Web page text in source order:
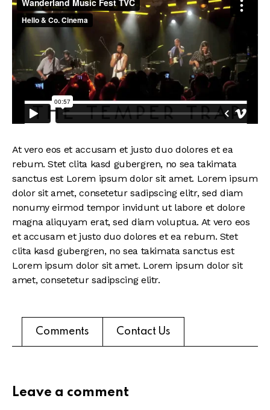
At vero eos et accusam et justo duo dolores et ea
rebum. Stet clita kasd gubergren, no sea takimata
sanctus est Lorem ipsum dolor sit amet. Lorem ipsum
dolor sit amet, consetetur sadipscing elitr, sed diam
nonumy eirmod tempor invidunt ut labore et dolore
magna aliquyam erat, sed diam voluptua. At vero eos
et accusam et justo duo dolores et ea rebum. Stet
clita kasd gubergren, no sea takimata sanctus est
Lorem ipsum dolor sit amet. Lorem ipsum dolor sit
amet, consetetur sadipscing elitr.
Comments Contact Us
Leave a comment